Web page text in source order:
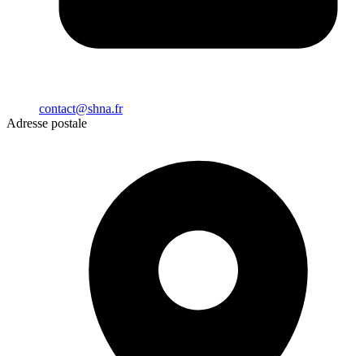
contact@shna.fr
Adresse postale